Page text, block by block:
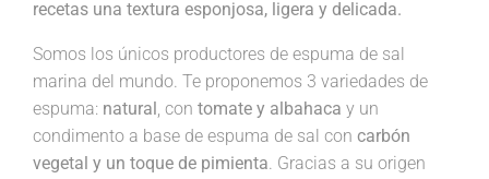
recetas una textura esponjosa, ligera y delicada.
Somos los únicos productores de espuma de sal
marina del mundo. Te proponemos 3 variedades de
espuma: natural, con tomate y albahaca y un
condimento a base de espuma de sal con carbón
vegetal y un toque de pimienta. Gracias a su origen